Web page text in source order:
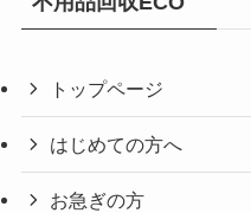
トップページ
はじめての方へ
お急ぎの方